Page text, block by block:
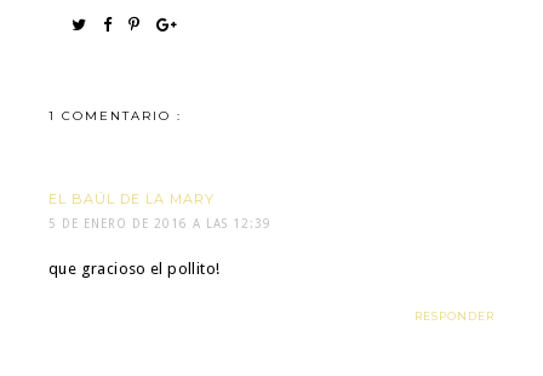
1 COMENTARIO :
EL BAÚL DE LA MARY
5 DE ENERO DE 2016 A LAS 12:39
que gracioso el pollito!
RESPONDER